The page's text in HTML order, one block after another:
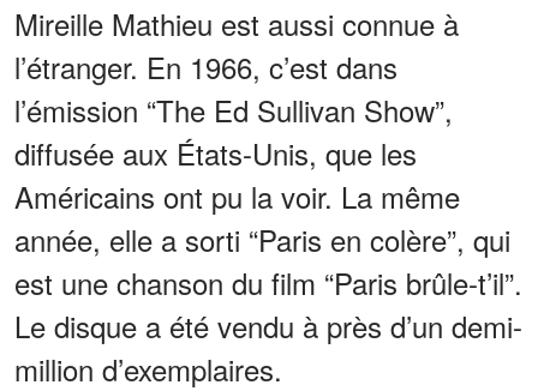
Mireille Mathieu est aussi connue à
l’étranger. En 1966, c’est dans
l’émission “The Ed Sullivan Show”,
diffusée aux États-Unis, que les
Américains ont pu la voir. La même
année, elle a sorti “Paris en colère”, qui
est une chanson du film “Paris brûle-t’il”.
Le disque a été vendu à près d’un demi-
million d’exemplaires.